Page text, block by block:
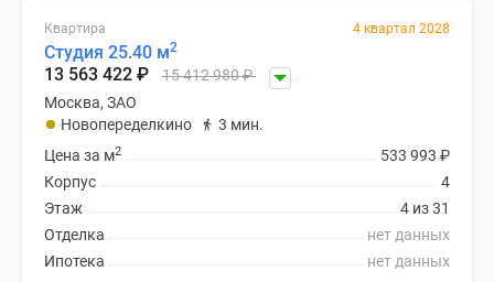
Квартира 4 квартал 2028
Студия 25.40 м2
13 563 422 ₽ 15 412 980₽
Москва, ЗАО
Новопеределкино
3 мин.
533 993 ₽
Цена за м2
4
Корпус
4 из 31
Этаж
нет данных
Отделка
нет данных
Ипотека